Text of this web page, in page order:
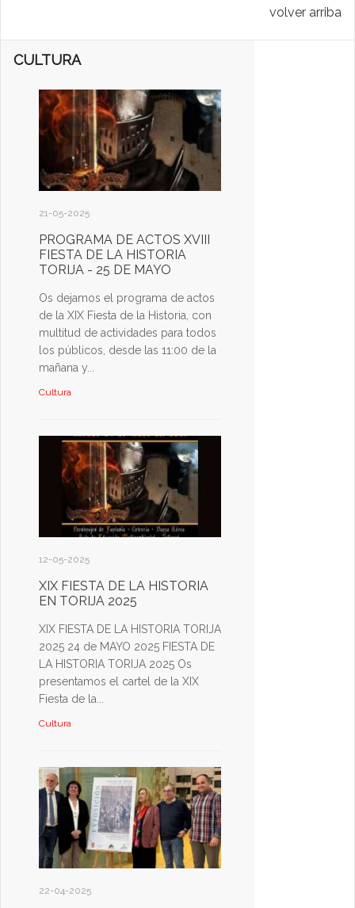
volver arriba
CULTURA
21-05-2025
PROGRAMA DE ACTOS XVIII
FIESTA DE LA HISTORIA
TORIJA - 25 DE MAYO
Os dejamos el programa de actos
de la XIX Fiesta de la Historia, con
multitud de actividades para todos
los públicos, desde las 11:00 de la
mañana y...
Cultura
12-05-2025
XIX FIESTA DE LA HISTORIA
EN TORIJA 2025
XIX FIESTA DE LA HISTORIA TORIJA
2025 24 de MAYO 2025 FIESTA DE
LA HISTORIA TORIJA 2025 Os
presentamos el cartel de la XIX
Fiesta de la...
Cultura
22-04-2025